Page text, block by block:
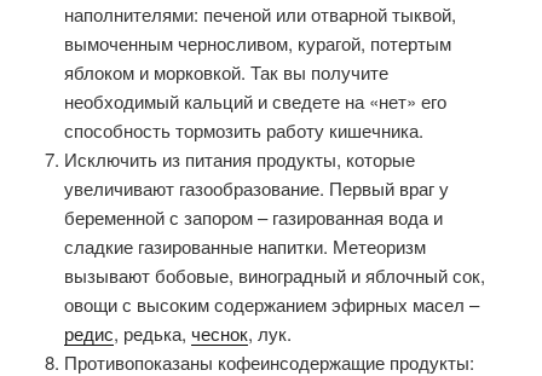
наполнителями: печеной или отварной тыквой,
вымоченным черносливом, курагой, потертым
яблоком и морковкой. Так вы получите
необходимый кальций и сведете на «нет» его
способность тормозить работу кишечника.
Исключить из питания продукты, которые
увеличивают газообразование. Первый враг у
беременной с запором – газированная вода и
сладкие газированные напитки. Метеоризм
вызывают бобовые, виноградный и яблочный сок,
овощи с высоким содержанием эфирных масел –
редис, редька, чеснок, лук.
Противопоказаны кофеинсодержащие продукты: